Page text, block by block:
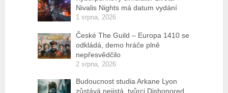
Nivalis Nights má datum vydání
1 srpna, 2026
České The Guild – Europa 1410 se
odkládá, demo hráče plně
nepřesvědčilo
2 srpna, 2026
Budoucnost studia Arkane Lyon
zůstává nejistá, tvůrci Dishonored